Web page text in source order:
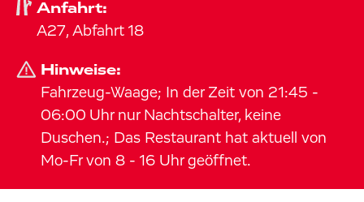
Anfahrt:
A27, Abfahrt 18
Hinweise:
Fahrzeug-Waage; In der Zeit von 21:45 -
06:00 Uhr nur Nachtschalter, keine
Duschen.; Das Restaurant hat aktuell von
Mo-Fr von 8 - 16 Uhr geöffnet.